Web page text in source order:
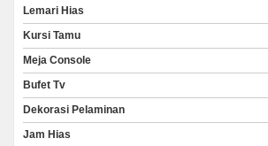
Lemari Hias
Kursi Tamu
Meja Console
Bufet Tv
Dekorasi Pelaminan
Jam Hias